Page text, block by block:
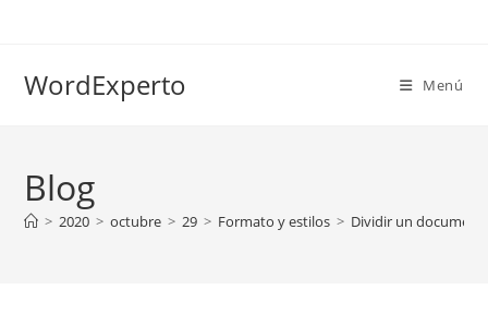
WordExperto Menú
Blog
> 2020 > octubre > 29 > Formato y estilos > Dividir un